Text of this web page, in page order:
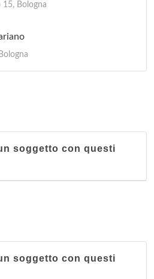
15, Bologna
soggetto con questi
soggetto con questi